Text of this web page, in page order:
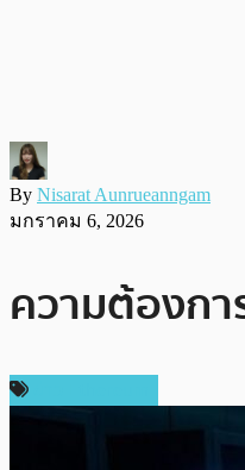
By Nisarat Aunrueanngam
มกราคม 6, 2026
ความต้องกา